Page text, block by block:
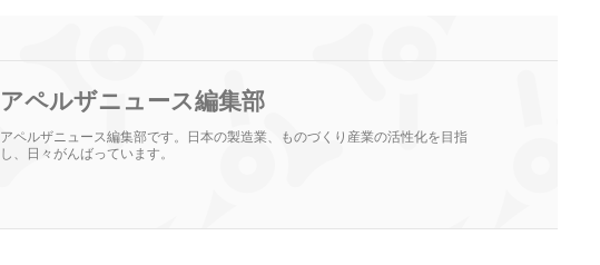
アペルザニュース編集部
アペルザニュース編集部です。日本の製造業、ものづくり産業の活性化を目指
し、日々がんばっています。